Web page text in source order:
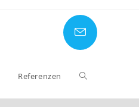
Referenzen